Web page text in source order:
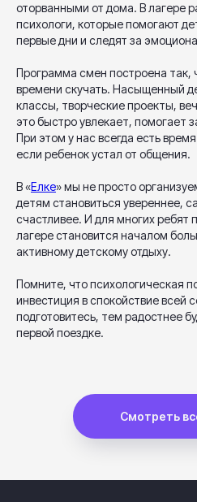
оторванными от дома. В лагере
психологи, которые помогают
первые дни и следят за
Программа смен построена так,
времени скучать. Насыщенный
классы, творческие проекты,
это быстро увлекает, помогает
При этом у нас всегда есть
если ребенок устал от общения.
В «Елке» мы не просто
детям становиться увереннее,
счастливее. И для многих ребят
лагере становится началом
активному детскому отдыху.
Помните, что психологическая
инвестиция в спокойствие всей
подготовитесь, тем радостнее
первой поездке.
Смотреть